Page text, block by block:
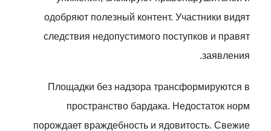
одобряют полезный контент. Участники видят
следствия недопустимого поступков и правят
заявления.
Площадки без надзора трансформируются в
пространство бардака. Недостаток норм
порождает враждебность и ядовитость. Свежие